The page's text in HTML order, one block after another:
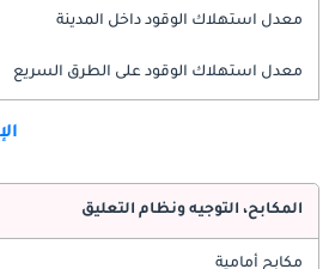
معدل استهلاك الوقود داخل المدينة
معدل استهلاك الوقود على الطرق السريع
المكابح، التوجيه ونظام التعليق
مكابح أمامية